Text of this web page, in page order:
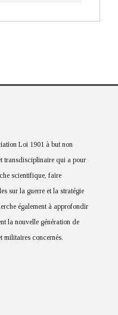
Loi 1901 à but non
transdisciplinaire qui a pour
scientifique, faire
sur la guerre et la stratégie
également à approfondir
la nouvelle génération de
militaires concernés.